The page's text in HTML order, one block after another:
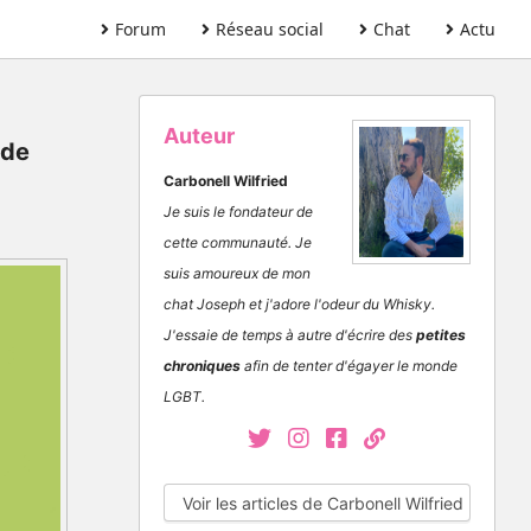
Forum Réseau social Chat Actu
Auteur
Carbonell Wilfried
Je suis le fondateur de
cette communauté. Je
suis amoureux de mon
chat Joseph et j'adore l'odeur du Whisky.
J'essaie de temps à autre d'écrire des petites
chroniquesafin de tenter d'égayer le monde
LGBT.
Voir les articles de Carbonell Wilfried